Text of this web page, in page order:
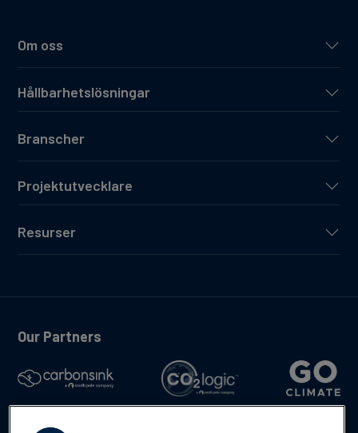
Om oss
Hållbarhetslösningar
Branscher
Projektutvecklare
Resurser
Our Partners